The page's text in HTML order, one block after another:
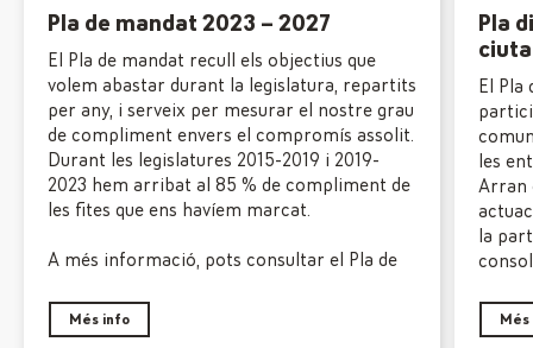
Pla de mandat 2023 – 2027
El Pla de mandat recull els objectius que
volem abastar durant la legislatura, repartits
per any, i serveix per mesurar el nostre grau
de compliment envers el compromís assolit.
Durant les legislatures 2015-2019 i 2019-
2023 hem arribat al 85 % de compliment de
les fites que ens havíem marcat.
A més informació, pots consultar el Pla de
Més info
Pla
El
les
Arran
la